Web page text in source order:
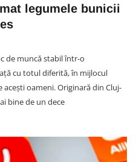
legumele bunicii
de muncă stabil într-o
cu totul diferită, în mijlocul
oameni. Originară din Cluj-
bine de un dece